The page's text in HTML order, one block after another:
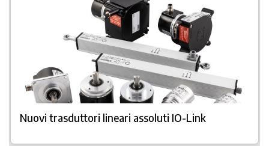
Nuovi trasduttori lineari assoluti IO-Link